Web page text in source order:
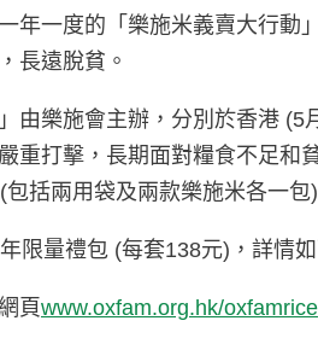
年一度的「樂施米義賣大行動
長遠脫貧。
由樂施會主辦，分別於香港
重打擊，長期面對糧食不足和
括兩用袋及兩款樂施米各一
限量禮包 (每套138元)，詳情如
頁www.oxfam.org.hk/oxfamrice